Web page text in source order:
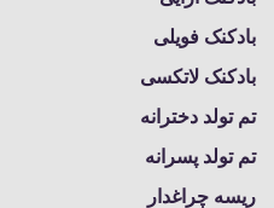
بادکنک فویلی
بادکنک لاتکسی
تم تولد دخترانه
تم تولد پسرانه
ریسه چراغدار